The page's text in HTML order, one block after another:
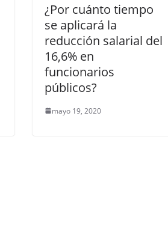
¿Por cuánto tiempo
se aplicará la
reducción salarial del
16,6% en
funcionarios
públicos?
mayo 19, 2020